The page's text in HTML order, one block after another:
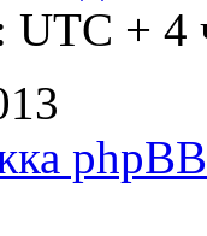
UTC + 4
phpBB